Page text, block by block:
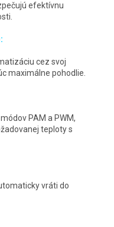
efektívnu
cez svoj
maximálne pohodlie.
PAM a PWM,
teploty s
vráti do